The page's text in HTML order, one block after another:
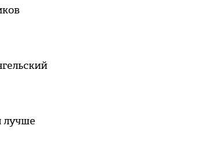
лучше